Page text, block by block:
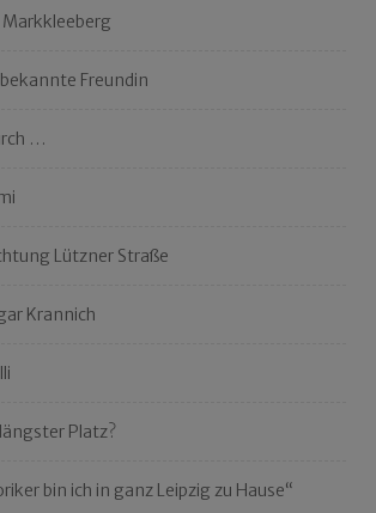
Markkleeberg
Freundin
…
Lützner Straße
Krannich
Platz?
bin ich in ganz Leipzig zu Hause“